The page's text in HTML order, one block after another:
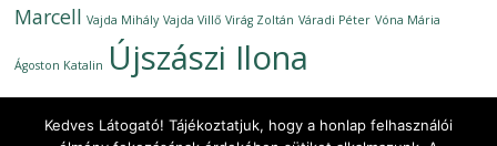
Marcell Vajda Mihály Vajda Villő Virág Zoltán Váradi Péter Vóna Mária
Ágoston Katalin Újszászi Ilona
Kedves Látogató! Tájékoztatjuk, hogy a honlap felhasználói